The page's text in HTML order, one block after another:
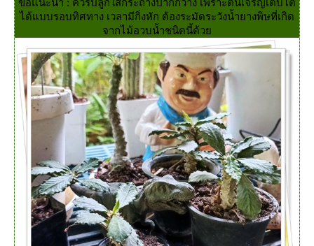
ได้แบบรอบทิศทาง เวลามีกิ่งหัก ต้องระมัดระวังน้ำยางพิษที่เกิด
จากไม้อวบน้ำชนิดนี้ด้ว